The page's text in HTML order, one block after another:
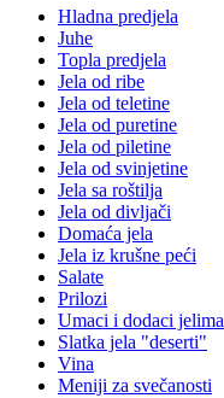
Hladna predjela
Juhe
Topla predjela
Jela od ribe
Jela od teletine
Jela od puretine
Jela od piletine
Jela od svinjetine
Jela sa roštilja
Jela od divljači
Domaća jela
Jela iz krušne peći
Salate
Prilozi
Umaci i dodaci jelima
Slatka jela "deserti"
Vina
Meniji za svečanosti